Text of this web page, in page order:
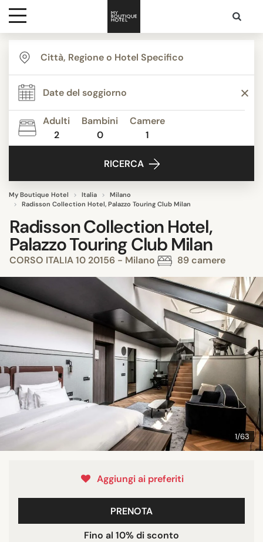
Destinazioni
Ispirazione
Contatti
Adulti
2
Bambini
0
Camere
1
RICERCA
My Boutique Hotel Italia
Milano
Radisson Collection Hotel, Palazzo Touring Club Milan
Radisson Collection Hotel,
Palazzo Touring Club Milan
CORSO ITALIA 10 20156 - Milano 89 camere
1/63
Aggiungi ai preferiti
PRENOTA
Fino al 10% di sconto